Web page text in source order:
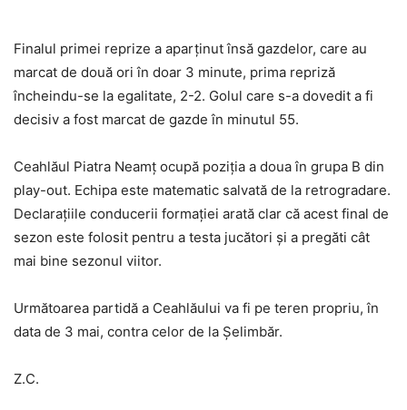
Finalul primei reprize a aparținut însă gazdelor, care au
marcat de două ori în doar 3 minute, prima repriză
încheindu-se la egalitate, 2-2. Golul care s-a dovedit a fi
decisiv a fost marcat de gazde în minutul 55.
Ceahlăul Piatra Neamț ocupă poziția a doua în grupa B din
play-out. Echipa este matematic salvată de la retrogradare.
Declarațiile conducerii formației arată clar că acest final de
sezon este folosit pentru a testa jucători și a pregăti cât
mai bine sezonul viitor.
Următoarea partidă a Ceahlăului va fi pe teren propriu, în
data de 3 mai, contra celor de la Șelimbăr.
Z.C.